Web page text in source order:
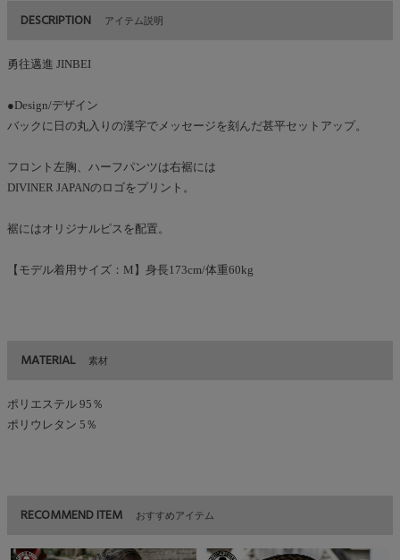
DESCRIPTION アイテム説明
勇往邁進 JINBEI
●Design/デザイン
バックに日の丸入りの漢字でメッセージを刻んだ甚平セットアップ。
フロント左胸、ハーフパンツは右裾には
DIVINER JAPANのロゴをプリント。
裾にはオリジナルピスを配置。
【モデル着用サイズ：M】身長173cm/体重60kg
MATERIAL 素材
ポリエステル 95％
ポリウレタン 5％
RECOMMEND ITEM おすすめアイテム